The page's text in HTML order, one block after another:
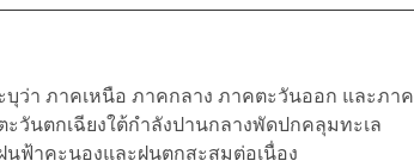
ว่า ภาคเหนือ ภาคกลาง ภาคตะวันออก และภาค
วันตกเฉียงใต้กำลังปานกลางพัดปกคลุมทะเล
ฟ้าคะนองและฝนตกสะสมต่อเนื่อง